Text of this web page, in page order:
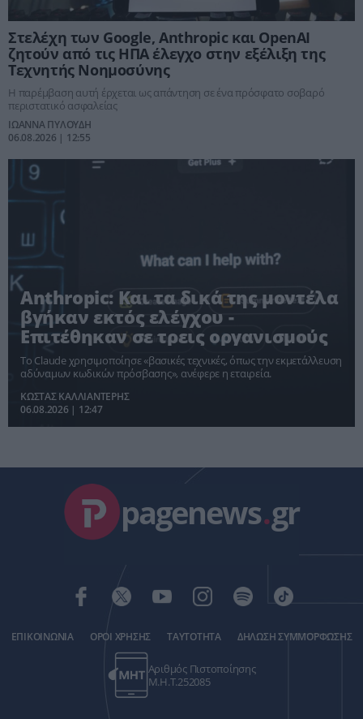
Στελέχη των Google, Anthropic και OpenAI
ζητούν από τις ΗΠΑ έλεγχο στην εξέλιξη της
Τεχνητής Νοημοσύνης
Η παρέμβαση αυτή έρχεται ως απάντηση σε ένα πρόσφατο σοβαρό
περιστατικό ασφαλείας
ΙΩΑΝΝΑ ΠΥΛΟΥΔΗ
06.08.2026 | 12:55
Anthropic: Και τα δικά της μοντέλα
βγήκαν εκτός ελέγχου -
Επιτέθηκαν σε τρεις οργανισμούς
Το Claude χρησιμοποίησε «βασικές τεχνικές, όπως την εκμετάλλευση
αδύναμων κωδικών πρόσβασης», ανέφερε η εταιρεία.
ΚΩΣΤΑΣ ΚΑΛΛΙΑΝΤΕΡΗΣ
06.08.2026 | 12:47
pagenews.gr
ΕΠΙΚΟΙΝΩΝΙΑ ΟΡΟΙ ΧΡΗΣΗΣ ΤΑΥΤΟΤΗΤΑ ΔΗΛΩΣΗ ΣΥΜΜΟΡΦΩΣΗΣ
Αριθμός Πιστοποίησης
Μ.Η.Τ.252085